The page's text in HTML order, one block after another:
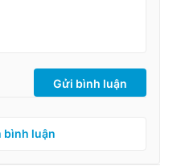
Gửi bình luận
bình luận